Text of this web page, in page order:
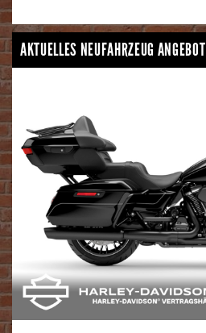
AKTUELLES NEUFAHRZEUG ANGEBOT